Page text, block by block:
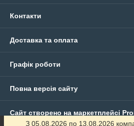
Контакти
Доставка та оплата
Графік роботи
Повна версія сайту
Сайт створено на маркетплейсі
З 05.08.2026 по 13.08.2026